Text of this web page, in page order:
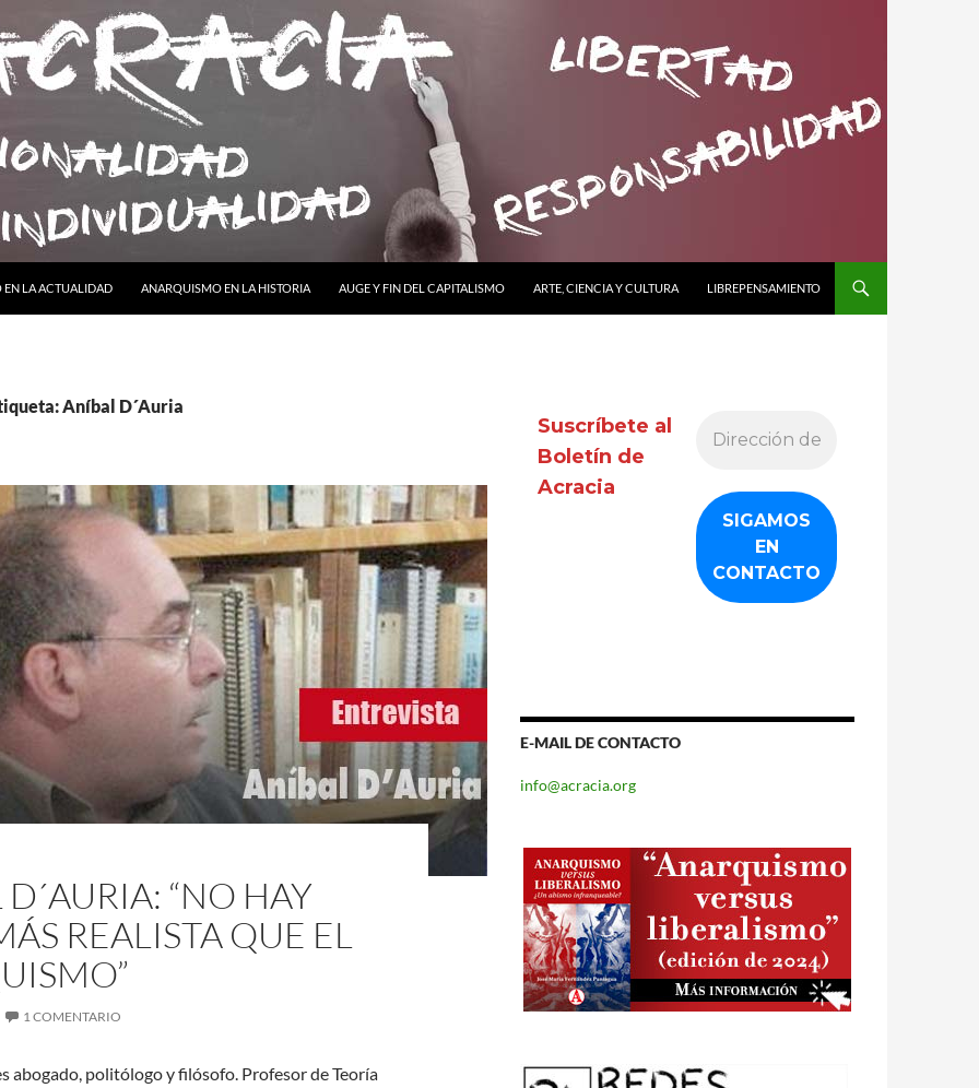
LA ACTUALIDAD
ANARQUISMO EN LA HISTORIA AUGE Y FIN DEL CAPITALISMO ARTE, CIENCIA Y CULTURA LIBREPENSAMIENTO
Aníbal D´Auria
“NO HAY
REALISTA QUE EL
1 COMENTARIO
abogado, politólogo y filósofo. Profesor de Teoría
Suscríbete al
Boletín de
Acracia
E-MAIL DE CONTACTO
info@acracia.org